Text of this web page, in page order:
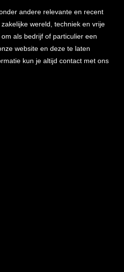
andere relevante en recent
wereld, techniek en vrije
als bedrijf of particulier een
website en deze te laten
kun je altijd contact met ons